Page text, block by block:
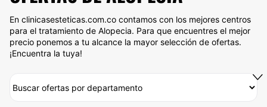
En clinicasesteticas.com.co contamos con los mejores centros
para el tratamiento de Alopecia. Para que encuentres el mejor
precio ponemos a tu alcance la mayor selección de ofertas.
¡Encuentra la tuya!